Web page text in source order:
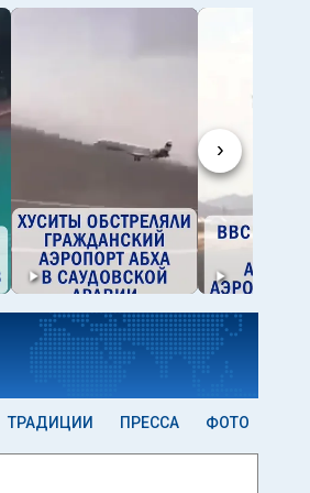
›
ТРАДИЦИИ ПРЕССА ФОТО